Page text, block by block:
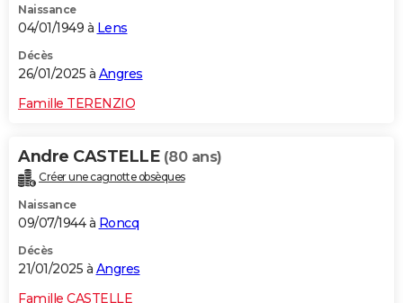
Naissance
04/01/1949 à Lens
Décès
26/01/2025 à Angres
Famille TERENZIO
Andre CASTELLE (80 ans)
Créer une cagnotte obsèques
Naissance
09/07/1944 à Roncq
Décès
21/01/2025 à Angres
Famille CASTELLE